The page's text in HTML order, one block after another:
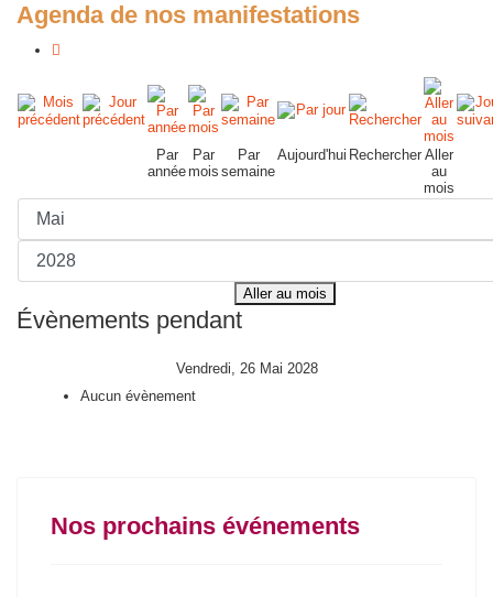
Agenda de nos manifestations
Par
année
Par
mois
Par
semaine
Aujourd'hui Rechercher Aller
au
mois
Aller au mois
Évènements pendant
Vendredi, 26 Mai 2028
Aucun évènement
Nos prochains événements